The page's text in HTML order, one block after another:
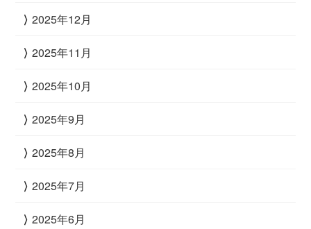
2025年12月
2025年11月
2025年10月
2025年9月
2025年8月
2025年7月
2025年6月